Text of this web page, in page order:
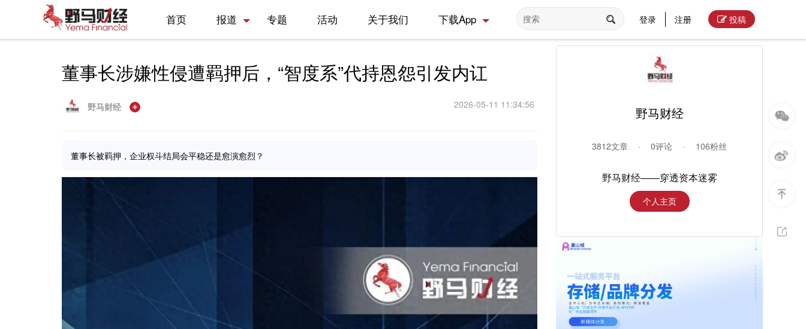
首页 报道 专题 活动 关于我们 下载App 登录 注册 投稿
董事长涉嫌性侵遭羁押后，“智度系”代持恩怨引发内讧
野马财经 2026-05-11 11:34:56
董事长被羁押，企业权斗结局会平稳还是愈演愈烈？
野马财经
3812文章 · 0评论 · 106粉丝
野马财经——穿透资本迷雾
个人主页